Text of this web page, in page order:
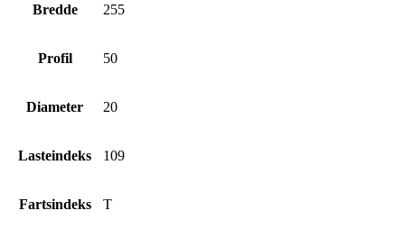
Bredde 255
Profil 50
Diameter 20
Lasteindeks 109
Fartsindeks T